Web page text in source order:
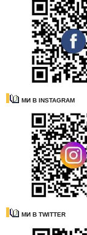
МИ В INSTAGRAM
МИ В TWITTER